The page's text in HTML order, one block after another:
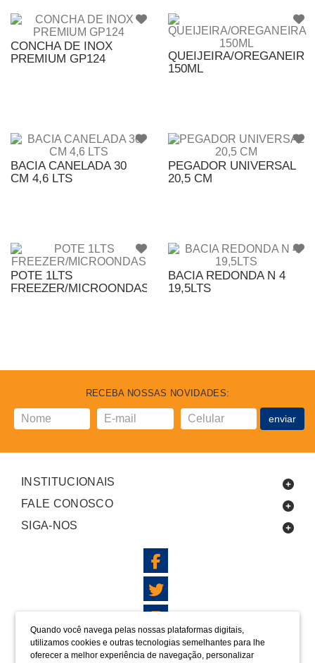
Quando você navega pelas nossas plataformas digitais,
utilizamos cookies e outras tecnologias semelhantes para lhe
oferecer a melhor experiência de navegação, personalizar
CONCHA DE INOX
PREMIUM GP124
QUEIJEIRA/OREGANEIRA
150ML
BACIA CANELADA 30
CM 4,6 LTS
PEGADOR UNIVERSAL
20,5 CM
POTE 1LTS
FREEZER/MICROONDAS
BACIA REDONDA N 4
19,5LTS
RECEBA NOSSAS NOVIDADES:
enviar
INSTITUCIONAIS
FALE CONOSCO
SIGA-NOS
LOCALIZAÇÃO